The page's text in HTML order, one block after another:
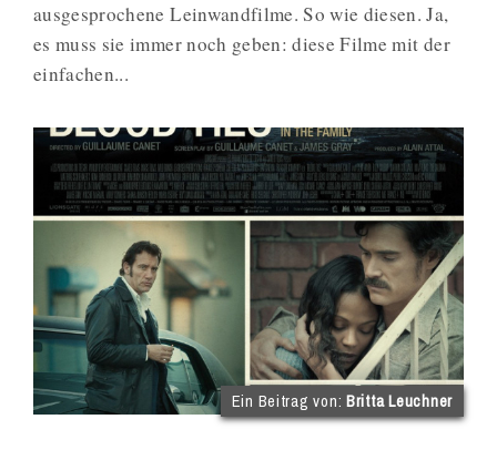
ausgesprochene Leinwandfilme. So wie diesen. Ja,
es muss sie immer noch geben: diese Filme mit der
einfachen...
Ein Beitrag von:Britta Leuchner